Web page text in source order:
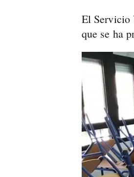
El Servicio
que se ha